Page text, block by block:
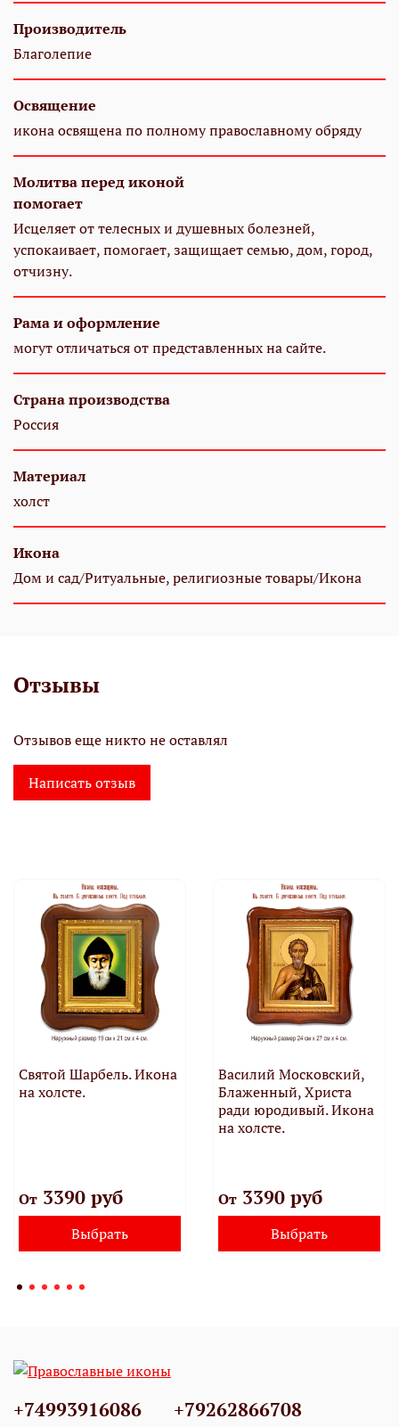
Производитель
Благолепие
Освящение
икона освящена по полному православному обряду
Молитва перед иконой
помогает
Исцеляет от телесных и душевных болезней,
успокаивает, помогает, защищает семью, дом, город,
отчизну.
Рама и оформление
могут отличаться от представленных на сайте.
Страна производства
Россия
Материал
холст
Икона
Дом и сад/Ритуальные, религиозные товары/Икона
Отзывы
Отзывов еще никто не оставлял
Написать отзыв
Святой Шарбель. Икона
на холсте.
От3390 руб
Выбрать
Василий Московский,
Блаженный, Христа
ради юродивый. Икона
на холсте.
От3390 руб
Выбрать
+74993916086 +79262866708